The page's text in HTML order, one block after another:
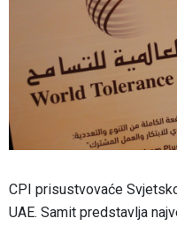
CPI prisustvovaće
UAE. Samit predstavlja